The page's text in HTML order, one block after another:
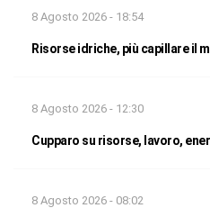
8 Agosto 2026 - 18:54
Risorse idriche, più capillare il
8 Agosto 2026 - 12:30
Cupparo su risorse, lavoro,
8 Agosto 2026 - 08:02